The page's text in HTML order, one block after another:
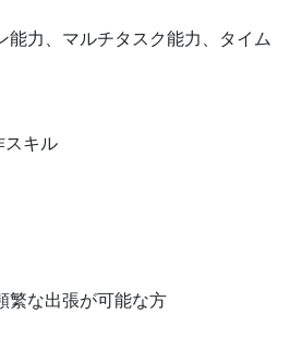
能力、マルチタスク能力、タイム
キル
繁な出張が可能な方